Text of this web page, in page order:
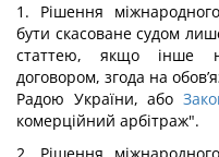
1. Рішення
бути скасоване судом
статтею, якщо інше
договором, згода на
Радою України, або
комерційний арбітраж".